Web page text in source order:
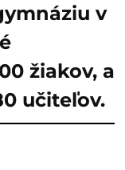
v
žiakov, a
učiteľov.